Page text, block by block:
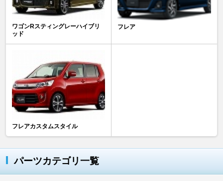
ワゴンRスティングレーハイブリ
ッド
フレア
フレアカスタムスタイル
パーツカテゴリ一覧